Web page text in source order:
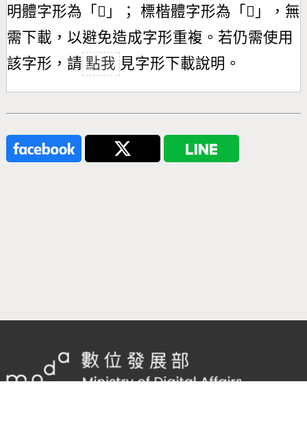
明體字形為「 𣁻 」； 標楷體字形為「 𣁻 」，無
需下載，以避免造成字形重複。若仍需使用
該字形，請 點我 見字形下載說明。